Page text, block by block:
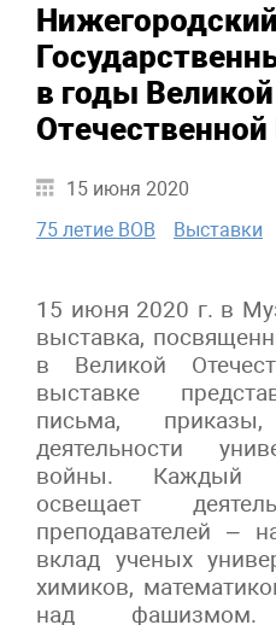
в годы Великой
15 июня 2020
75 летие ВОВ
Выставки
15 июня 2020 г. в
выставка,
в Великой
выставке
письма,
деятельности
войны. Каждый
освещает
преподавателей –
вклад ученых
химиков,
над